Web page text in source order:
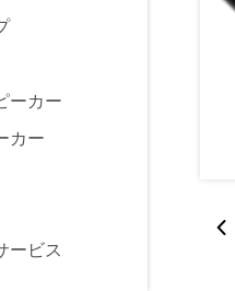
ーカー
カー
ービス